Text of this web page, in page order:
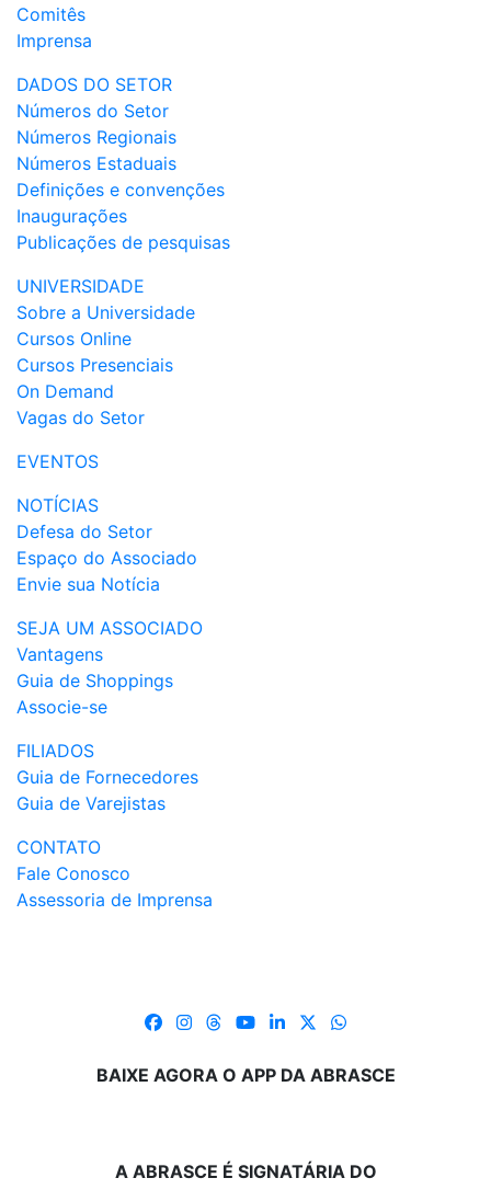
Comitês
Imprensa
DADOS DO SETOR
Números do Setor
Números Regionais
Números Estaduais
Definições e convenções
Inaugurações
Publicações de pesquisas
UNIVERSIDADE
Sobre a Universidade
Cursos Online
Cursos Presenciais
On Demand
Vagas do Setor
EVENTOS
NOTÍCIAS
Defesa do Setor
Espaço do Associado
Envie sua Notícia
SEJA UM ASSOCIADO
Vantagens
Guia de Shoppings
Associe-se
FILIADOS
Guia de Fornecedores
Guia de Varejistas
CONTATO
Fale Conosco
Assessoria de Imprensa
BAIXE AGORA O APP DA ABRASCE
A ABRASCE É SIGNATÁRIA DO